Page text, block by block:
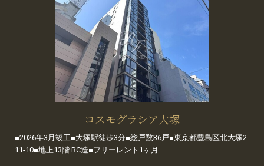
コスモグラシア大塚
■2026年3月竣工■大塚駅徒歩3分■総戸数36戸■東京都豊島区北大塚2-
11-10■地上13階 RC造■フリーレント1ヶ月